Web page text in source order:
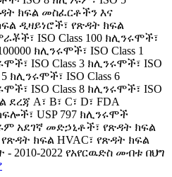
ክፍል መስፈርቶችን እና
ዲዛይነሮች፣ የጽዳት ክፍል
ISO Class 100 ክሊንሩሞች፣
ክሊንሩሞች፣ ISO Class 1
ISO Class 3 ክሊንሩሞች፣ ISO
ክሊንሩሞች፣ ISO Class 6
ISO Class 8 ክሊንሩሞች፣ ISO
A፣ B፣ C፣ D፣ FDA
USP 797 ክሊንሩሞች
አደገኛ መድኃኒቶች፣ የጽዳት ክፍል
ክፍል HVAC፣ የጽዳት ክፍል
2010-2022 የአየርዉድስ መብቱ በህግ